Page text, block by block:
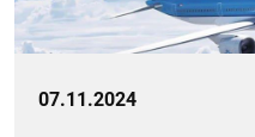
07.11.2024